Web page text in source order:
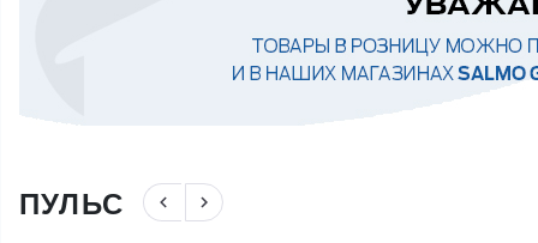
ПУЛЬС navigate_before navigate_next